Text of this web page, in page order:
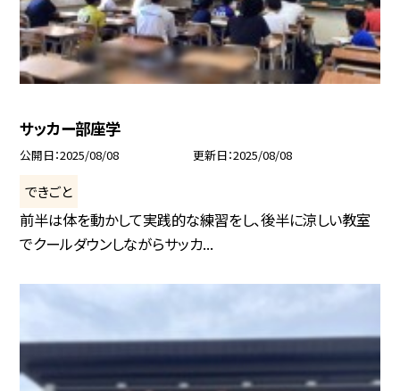
サッカー部座学
公開日 2025/08/08 更新日 2025/08/08
できごと
前半は体を動かして実践的な練習をし、後半に涼しい教室
でクールダウンしながらサッカ...